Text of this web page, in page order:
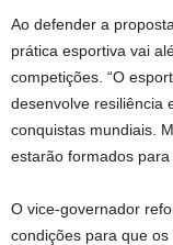
Ao defender a
prática esportiva vai
competições. “O
desenvolve resiliência
conquistas mundiais.
estarão formados para
O vice-governador
condições para que